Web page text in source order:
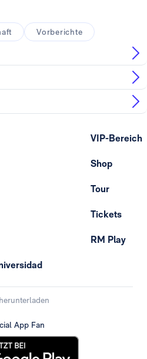
Vorberichte
VIP-Bereich
Shop
Tour
Tickets
RM Play
App Fan